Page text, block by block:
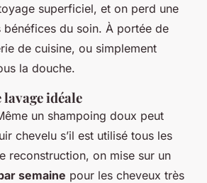
superficiel, et on perd une
du soin. À portée de
de cuisine, ou simplement
la douche.
lavage idéale
un shampoing doux peut
chevelu s’il est utilisé tous les
reconstruction, on mise sur un
semaine pour les cheveux très